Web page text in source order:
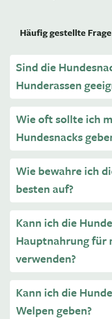
Häufig gestellte
Sind die
Hunderassen
Wie oft sollte ich
Hundesnacks
Wie bewahre ich
besten auf?
Kann ich die
Hauptnahrung für
verwenden?
Kann ich die
Welpen geben?